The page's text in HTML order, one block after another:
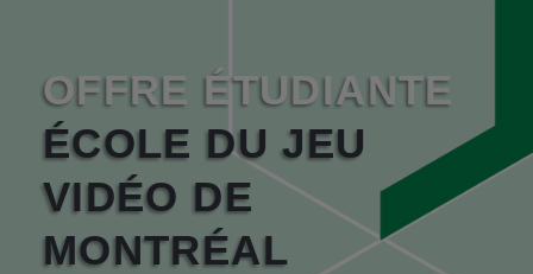
OFFRE ÉTUDIANTE
ÉCOLE DU JEU
VIDÉO DE
MONTRÉAL